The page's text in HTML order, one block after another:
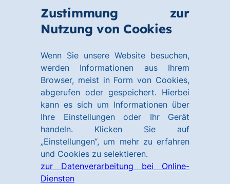
Zustimmung zur
Nutzung von Cookies
Wenn Sie unsere Website besuchen,
werden Informationen aus Ihrem
Browser, meist in Form von Cookies,
abgerufen oder gespeichert. Hierbei
kann es sich um Informationen über
Ihre Einstellungen oder Ihr Gerät
handeln. Klicken Sie auf
„Einstellungen“, um mehr zu erfahren
und Cookies zu selektieren.
zur Datenverarbeitung bei Online-
Diensten
Hauptinhalt